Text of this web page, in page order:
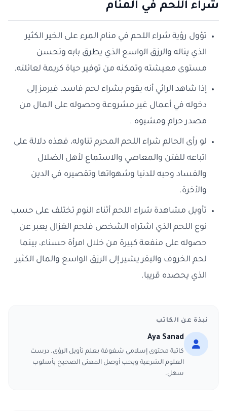
شراء اللحم في المنام
تؤول رؤية شراء اللحم في منام المرء على الخير الكثير
الذي يناله والرزق الواسع الذي يطرق بابه وتحسن
مستوى معيشته وتمكنه من توفير حياة كريمة لعائلته.
إذا شاهد الرائي أنه يقوم بشراء لحم فاسد، فيرمز إلى
دخوله في أعمال غير مشروعة وحصوله على المال من
مصدر حرام ومشبوه .
لو رأى الحالم شراء اللحم المحرم تناوله، فهذه دلالة على
اتباعه للفتن والمعاصي والاستماع لأهل الضلال
والفساد وحبه للدنيا وشهواتها وتقصيره في الدين
والأخرة.
تأويل مشاهدة شراء اللحم أثناء النوم تختلف على حسب
نوع اللحم الذي اشتراه الشخص فلحم الغزال يعبر عن
حصوله على منفعة كبيرة من خلال امرأة حسناء، بينما
لحم الخروف والبقر يشير إلى الرزق الواسع والمال الكثير
الذي يحصده قريبا.
نبذة عن الكاتب
Aya Sanad
كاتبة محتوى إسلامي شغوفة بعلم تأويل الرؤى. درست
العلوم الشرعية وبحب أوصل المعنى الصحيح بأسلوب
سهل.